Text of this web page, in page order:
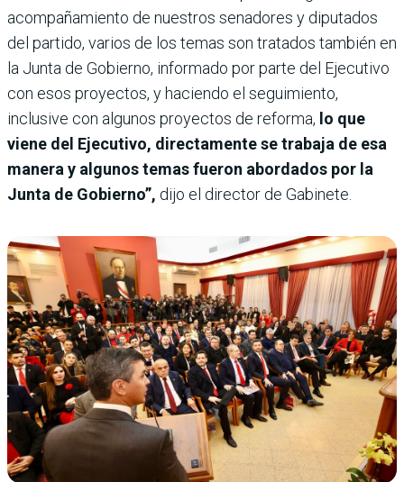
acompañamiento de nuestros senadores y diputados
del partido, varios de los temas son tratados también en
la Junta de Gobierno, informado por parte del Ejecutivo
con esos proyectos, y haciendo el seguimiento,
inclusive con algunos proyectos de reforma, lo que
viene del Ejecutivo, directamente se trabaja de esa
manera y algunos temas fueron abordados por la
Junta de Gobierno”, dijo el director de Gabinete.